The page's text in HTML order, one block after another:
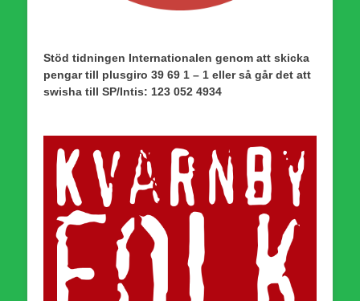
Stöd tidningen Internationalen genom att skicka
pengar till plusgiro 39 69 1 – 1 eller så går det att
swisha till SP/Intis: 123 052 4934